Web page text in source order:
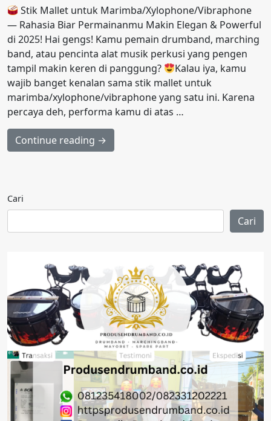
Stik Mallet untuk Marimba/Xylophone/Vibraphone
— Rahasia Biar Permainanmu Makin Elegan & Powerful
di 2025! Hai gengs! Kamu pemain drumband, marching
band, atau pencinta alat musik perkusi yang pengen
tampil makin keren di panggung?
Kalau iya, kamu
wajib banget kenalan sama stik mallet untuk
marimba/xylophone/vibraphone yang satu ini. Karena
percaya deh, performa kamu di atas …
Continue reading →
Cari
Cari